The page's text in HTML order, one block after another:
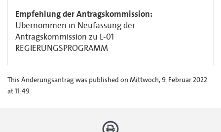
Empfehlung der Antragskommission:
Übernommen in Neufassung der
Antragskommission zu L-01
REGIERUNGSPROGRAMM
This Änderungsantrag was published on Mittwoch, 9. Februar 2022
at 11:49.